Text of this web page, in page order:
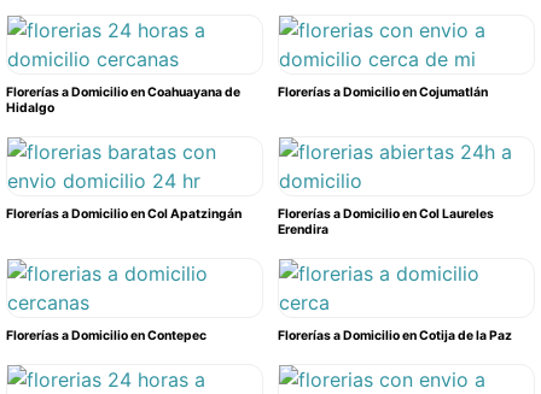
Florerías a Domicilio en Coahuayana de
Hidalgo
Florerías a Domicilio en Cojumatlán
Florerías a Domicilio en Col Apatzingán
Florerías a Domicilio en Col Laureles
Erendira
Florerías a Domicilio en Contepec Florerías a Domicilio en Cotija de la Paz